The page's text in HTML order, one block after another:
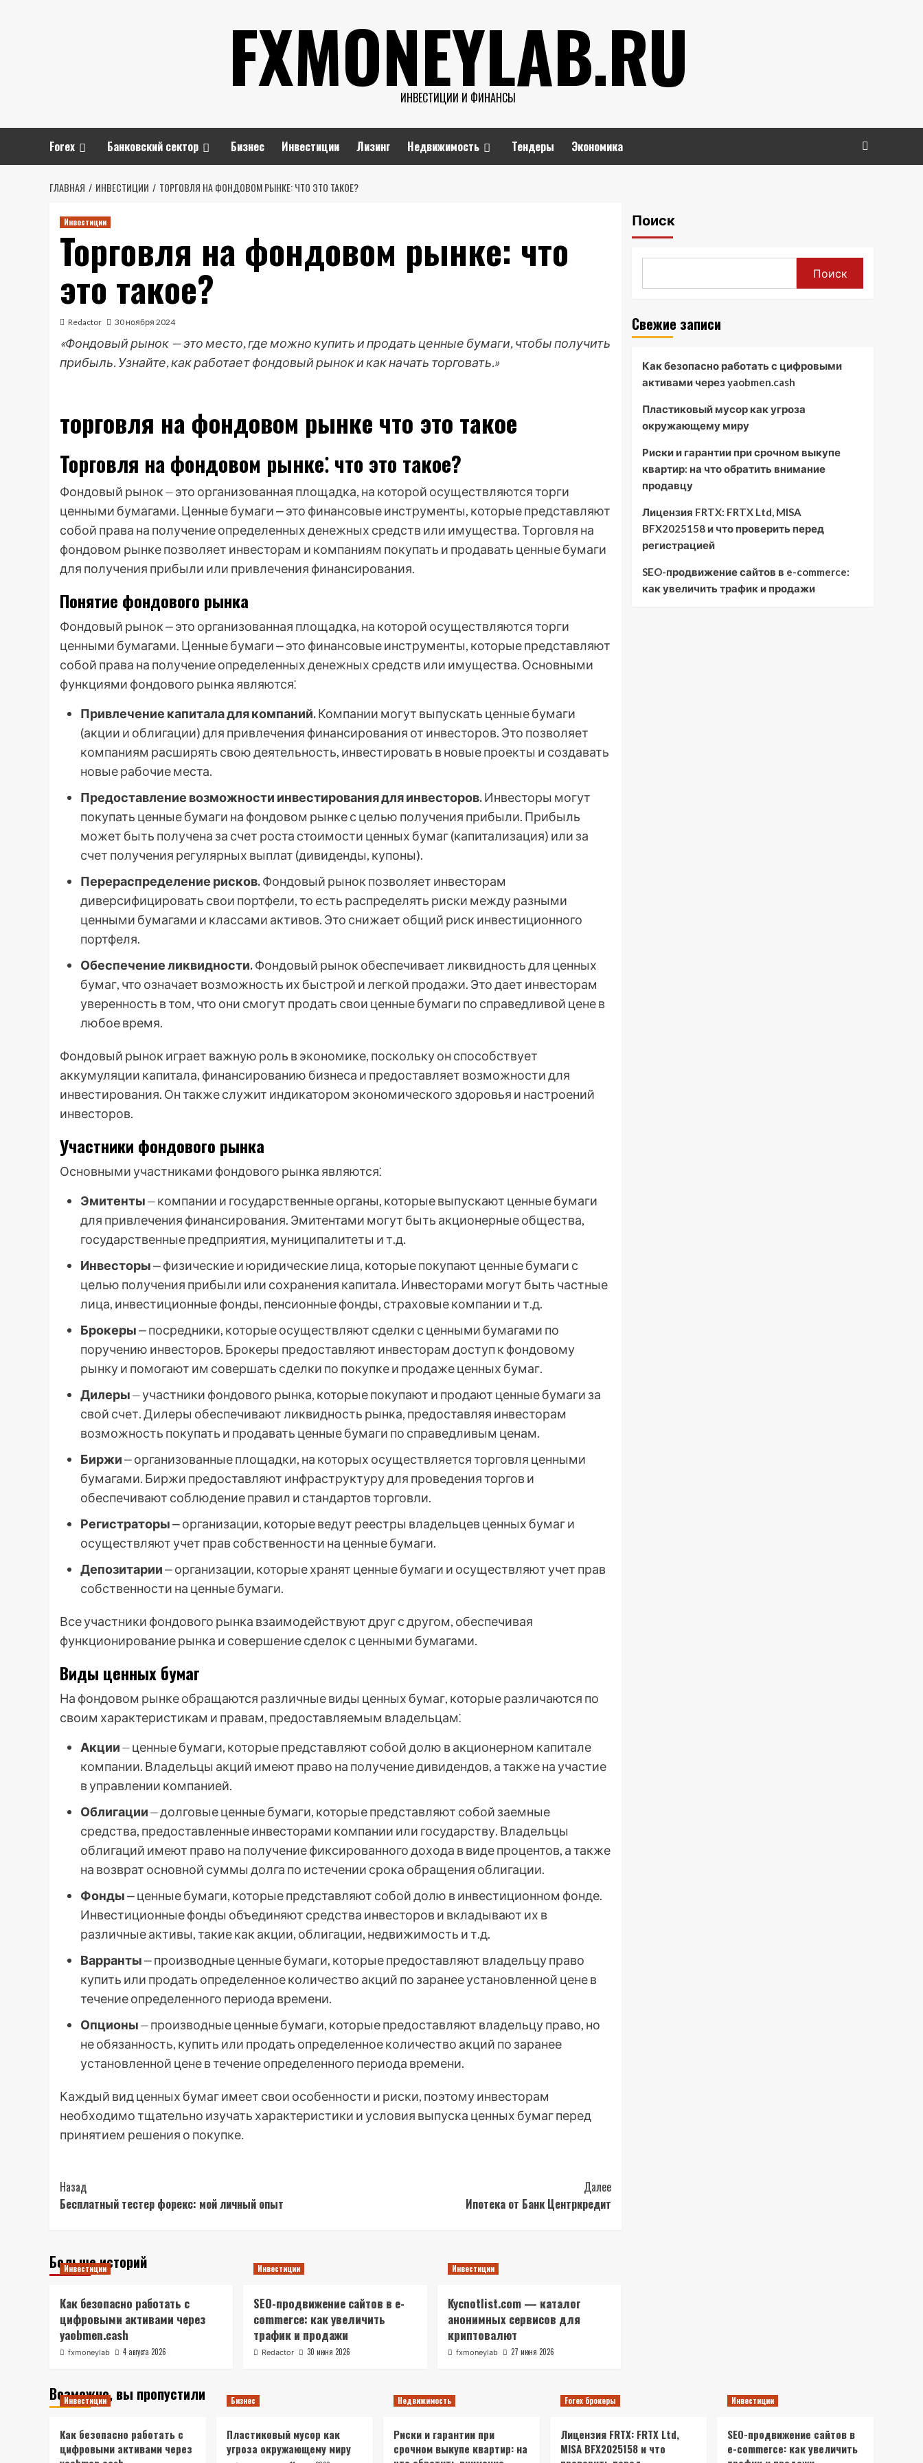
FXMONEYLAB.RU
ИНВЕСТИЦИИ И ФИНАНСЫ
Forex Банковский сектор Бизнес Инвестиции Лизинг Недвижимость Тендеры Экономика
ГЛАВНАЯ ИНВЕСТИЦИИ ТОРГОВЛЯ НА ФОНДОВОМ РЫНКЕ: ЧТО ЭТО ТАКОЕ?
Инвестиции
Торговля на фондовом рынке: что
это такое?
Redactor 30 ноября 2024
«Фондовый рынок — это место, где можно купить и продать ценные бумаги, чтобы получить
прибыль. Узнайте, как работает фондовый рынок и как начать торговать.»
торговля на фондовом рынке что это такое
Торговля на фондовом рынке⁚ что это такое?
Фондовый рынок ⏤ это организованная площадка, на которой осуществляются торги
ценными бумагами. Ценные бумаги ⎼ это финансовые инструменты, которые представляют
собой права на получение определенных денежных средств или имущества. Торговля на
фондовом рынке позволяет инвесторам и компаниям покупать и продавать ценные бумаги
для получения прибыли или привлечения финансирования.
Понятие фондового рынка
Фондовый рынок ⎼ это организованная площадка, на которой осуществляются торги
ценными бумагами. Ценные бумаги ⎼ это финансовые инструменты, которые представляют
собой права на получение определенных денежных средств или имущества. Основными
функциями фондового рынка являются⁚
Привлечение капитала для компаний.Компании могут выпускать ценные бумаги
(акции и облигации) для привлечения финансирования от инвесторов. Это позволяет
компаниям расширять свою деятельность, инвестировать в новые проекты и создавать
новые рабочие места.
Предоставление возможности инвестирования для инвесторов.Инвесторы могут
покупать ценные бумаги на фондовом рынке с целью получения прибыли. Прибыль
может быть получена за счет роста стоимости ценных бумаг (капитализация) или за
счет получения регулярных выплат (дивиденды, купоны).
Перераспределение рисков.Фондовый рынок позволяет инвесторам
диверсифицировать свои портфели, то есть распределять риски между разными
ценными бумагами и классами активов. Это снижает общий риск инвестиционного
портфеля.
Обеспечение ликвидности.Фондовый рынок обеспечивает ликвидность для ценных
бумаг, что означает возможность их быстрой и легкой продажи. Это дает инвесторам
уверенность в том, что они смогут продать свои ценные бумаги по справедливой цене в
любое время.
Фондовый рынок играет важную роль в экономике, поскольку он способствует
аккумуляции капитала, финансированию бизнеса и предоставляет возможности для
инвестирования. Он также служит индикатором экономического здоровья и настроений
инвесторов.
Участники фондового рынка
Основными участниками фондового рынка являются⁚
Эмитенты⏤ компании и государственные органы, которые выпускают ценные бумаги
для привлечения финансирования. Эмитентами могут быть акционерные общества,
государственные предприятия, муниципалитеты и т.д.
Инвесторы⎼ физические и юридические лица, которые покупают ценные бумаги с
целью получения прибыли или сохранения капитала. Инвесторами могут быть частные
лица, инвестиционные фонды, пенсионные фонды, страховые компании и т.д.
Брокеры⎼ посредники, которые осуществляют сделки с ценными бумагами по
поручению инвесторов. Брокеры предоставляют инвесторам доступ к фондовому
рынку и помогают им совершать сделки по покупке и продаже ценных бумаг.
Дилеры⏤ участники фондового рынка, которые покупают и продают ценные бумаги за
свой счет. Дилеры обеспечивают ликвидность рынка, предоставляя инвесторам
возможность покупать и продавать ценные бумаги по справедливым ценам.
Биржи⎼ организованные площадки, на которых осуществляется торговля ценными
бумагами. Биржи предоставляют инфраструктуру для проведения торгов и
обеспечивают соблюдение правил и стандартов торговли.
Регистраторы⎼ организации, которые ведут реестры владельцев ценных бумаг и
осуществляют учет прав собственности на ценные бумаги.
Депозитарии⎼ организации, которые хранят ценные бумаги и осуществляют учет прав
собственности на ценные бумаги.
Все участники фондового рынка взаимодействуют друг с другом, обеспечивая
функционирование рынка и совершение сделок с ценными бумагами.
Виды ценных бумаг
На фондовом рынке обращаются различные виды ценных бумаг, которые различаются по
своим характеристикам и правам, предоставляемым владельцам⁚
Акции⏤ ценные бумаги, которые представляют собой долю в акционерном капитале
компании. Владельцы акций имеют право на получение дивидендов, а также на участие
в управлении компанией.
Облигации⏤ долговые ценные бумаги, которые представляют собой заемные
средства, предоставленные инвесторами компании или государству. Владельцы
облигаций имеют право на получение фиксированного дохода в виде процентов, а также
на возврат основной суммы долга по истечении срока обращения облигации.
Фонды⎼ ценные бумаги, которые представляют собой долю в инвестиционном фонде.
Инвестиционные фонды объединяют средства инвесторов и вкладывают их в
различные активы, такие как акции, облигации, недвижимость и т.д.
Варранты⎼ производные ценные бумаги, которые предоставляют владельцу право
купить или продать определенное количество акций по заранее установленной цене в
течение определенного периода времени.
Опционы⏤ производные ценные бумаги, которые предоставляют владельцу право, но
не обязанность, купить или продать определенное количество акций по заранее
установленной цене в течение определенного периода времени.
Каждый вид ценных бумаг имеет свои особенности и риски, поэтому инвесторам
необходимо тщательно изучать характеристики и условия выпуска ценных бумаг перед
принятием решения о покупке.
Post
Navigation
Назад
Бесплатный тестер форекс: мой личный опыт
Далее
Ипотека от Банк Центркредит
Больше историй
Инвестиции
Как безопасно работать с
цифровыми активами через
yaobmen.cash
fxmoneylab 4 августа 2026
Инвестиции
SEO-продвижение сайтов в e-
commerce: как увеличить
трафик и продажи
Redactor 30 июня 2026
Инвестиции
Kycnotlist.com — каталог
анонимных сервисов для
криптовалют
fxmoneylab 27 июня 2026
Поиск
Поиск
Свежие записи
Как безопасно работать с цифровыми
активами через yaobmen.cash
Пластиковый мусор как угроза
окружающему миру
Риски и гарантии при срочном выкупе
квартир: на что обратить внимание
продавцу
Лицензия FRTX: FRTX Ltd, MISA
BFX2025158 и что проверить перед
регистрацией
SEO-продвижение сайтов в e-commerce:
как увеличить трафик и продажи
Возможно, вы пропустили
Инвестиции
Как безопасно работать с
цифровыми активами через
Бизнес
Пластиковый мусор как
угроза окружающему миру
Недвижимость
Риски и гарантии при
срочном выкупе квартир: на
Forex брокеры
Лицензия FRTX: FRTX Ltd,
MISA BFX2025158 и что
Инвестиции
SEO-продвижение сайтов в
e-commerce: как увеличить